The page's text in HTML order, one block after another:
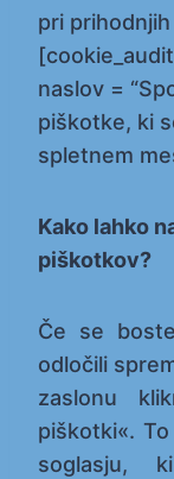
pri
naslov =
piškotke, ki
spletnem
Kako lahko
piškotkov?
Če se
odločili
zaslonu
piškotki«.
soglasju,